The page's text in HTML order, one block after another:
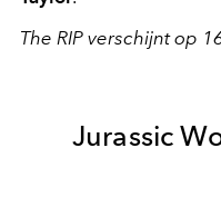
The RIP verschijnt op
Jurassic